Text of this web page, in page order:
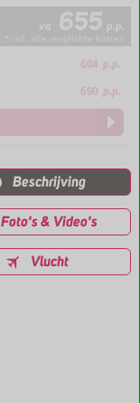
va 655 p.p.
604 p.p.
690 p.p.
Beschrijving
Foto's & Video's
Vlucht